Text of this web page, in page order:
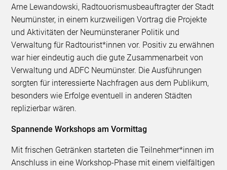
Arne Lewandowski, Radtouorismusbeauftragter der Stadt
Neumünster, in einem kurzweiligen Vortrag die Projekte
und Aktivitäten der Neumünsteraner Politik und
Verwaltung für Radtourist*innen vor. Positiv zu erwähnen
war hier eindeutig auch die gute Zusammenarbeit von
Verwaltung und ADFC Neumünster. Die Ausführungen
sorgten für interessierte Nachfragen aus dem Publikum,
besonders wie Erfolge eventuell in anderen Städten
replizierbar wären.
Spannende Workshops am Vormittag
Mit frischen Getränken starteten die Teilnehmer*innen im
Anschluss in eine Workshop-Phase mit einem vielfältigen